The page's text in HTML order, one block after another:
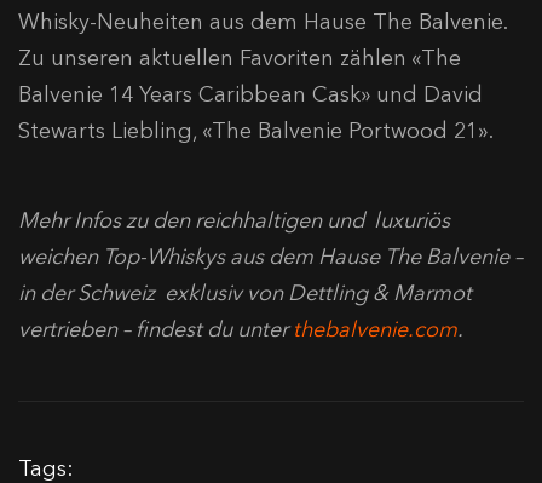
Whisky-Neuheiten aus dem Hause The Balvenie.
Zu unseren aktuellen Favoriten zählen «The
Balvenie 14 Years Caribbean Cask» und David
Stewarts Liebling, «The Balvenie Portwood 21».
Mehr Infos zu den reichhaltigen und luxuriös
weichen Top-Whiskys aus dem Hause The Balvenie –
in der Schweiz exklusiv von Dettling & Marmot
vertrieben – findest du unterthebalvenie.com.
Tags: